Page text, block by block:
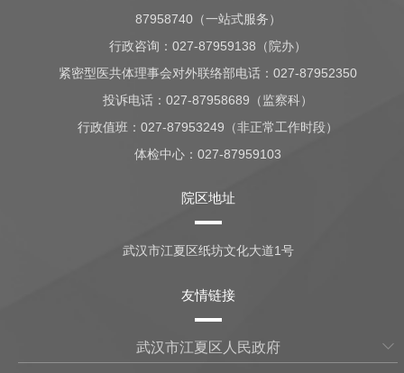
87958740（一站式服务）
行政咨询：027-87959138（院办）
紧密型医共体理事会对外联络部电话：027-87952350
投诉电话：027-87958689（监察科）
行政值班：027-87953249（非正常工作时段）
体检中心：027-87959103
院区地址
武汉市江夏区纸坊文化大道1号
友情链接
武汉市江夏区人民政府